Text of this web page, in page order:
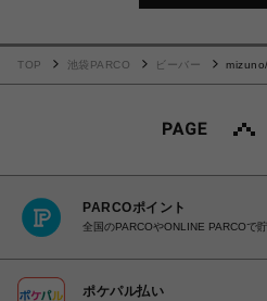
TOP 池袋PARCO ビーバー
PARCOポイント
全国のPARCOやONLINE PARCOで
ポケパル払い